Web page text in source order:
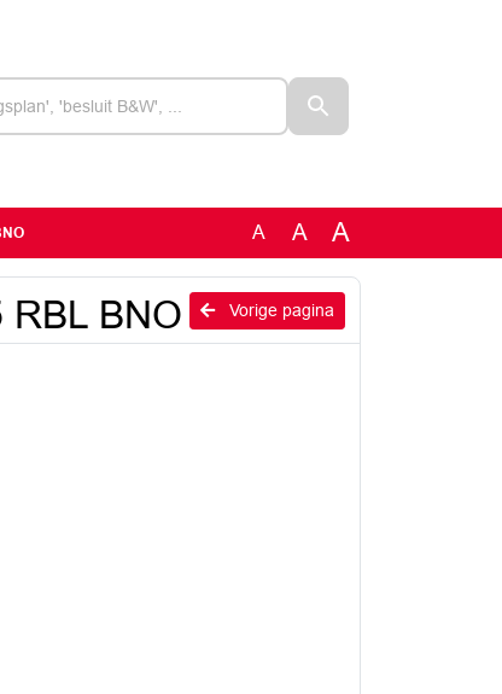
A A A
Vorige pagina
BNO